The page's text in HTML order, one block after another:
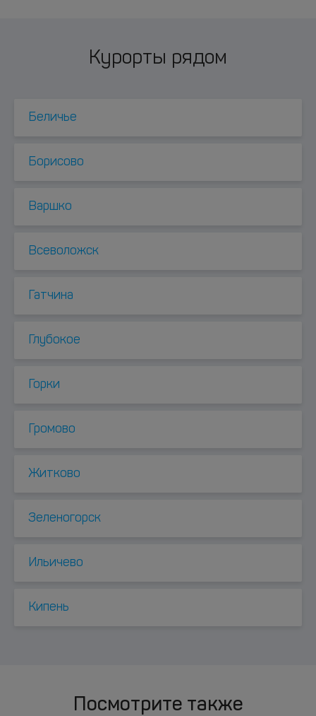
Курорты рядом
Беличье
Борисово
Варшко
Всеволожск
Гатчина
Глубокое
Горки
Громово
Житково
Зеленогорск
Ильичево
Кипень
Посмотрите также